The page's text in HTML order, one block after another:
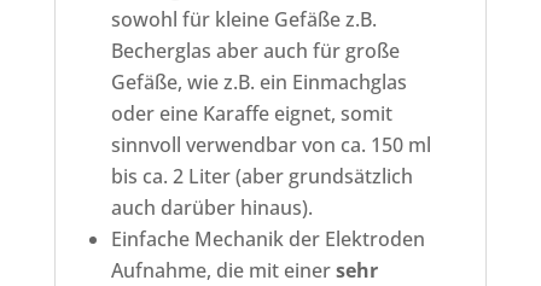
sowohl für kleine Gefäße z.B.
Becherglas aber auch für große
Gefäße, wie z.B. ein Einmachglas
oder eine Karaffe eignet, somit
sinnvoll verwendbar von ca. 150 ml
bis ca. 2 Liter (aber grundsätzlich
auch darüber hinaus).
Einfache Mechanik der Elektroden
Aufnahme, die mit einersehr